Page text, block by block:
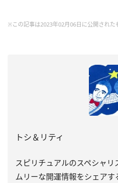
※この記事は2023年02月06日に公開された
トシ＆リティ
スピリチュアルのスペシャ
ムリーな開運情報をシェア